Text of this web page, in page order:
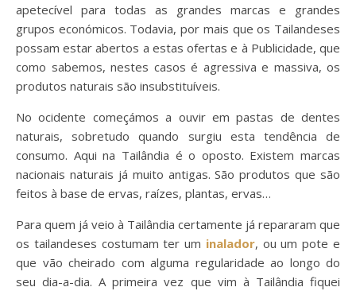
apetecível para todas as grandes marcas e grandes
grupos económicos. Todavia, por mais que os Tailandeses
possam estar abertos a estas ofertas e à Publicidade, que
como sabemos, nestes casos é agressiva e massiva, os
produtos naturais são insubstituíveis.
No ocidente começámos a ouvir em pastas de dentes
naturais, sobretudo quando surgiu esta tendência de
consumo. Aqui na Tailândia é o oposto. Existem marcas
nacionais naturais já muito antigas. São produtos que são
feitos à base de ervas, raízes, plantas, ervas…
Para quem já veio à Tailândia certamente já repararam que
os tailandeses costumam ter um inalador, ou um pote e
que vão cheirado com alguma regularidade ao longo do
seu dia-a-dia. A primeira vez que vim à Tailândia fiquei